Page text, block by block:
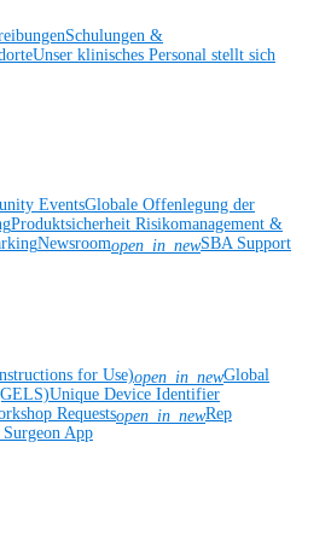
Schulungen &
Unser klinisches Personal stellt sich
EventsGlobale Offenlegung der
Produktsicherheit Risikomanagement &
Newsroomopen_in_newSBA Support
for Use)open_in_newGlobal
Unique Device Identifier
Requestsopen_in_newRep
App